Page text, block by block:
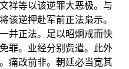
祥等以该逆罪大恶极。与
该逆押赴军前正法枭示。
并正法。足以昭炯戒而快
罪。业经分别赀遣。此外
痛改前非。朝廷必当宽其